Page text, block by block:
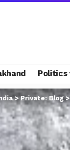
Politics
>Private: Blog>